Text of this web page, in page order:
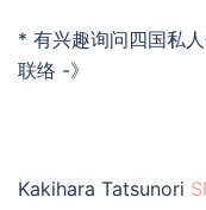
* 有兴趣询问四国私
联络 -》
Kakihara Tatsunori